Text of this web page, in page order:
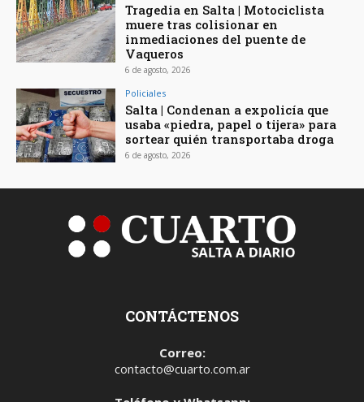
Tragedia en Salta | Motociclista
muere tras colisionar en
inmediaciones del puente de
Vaqueros
6 de agosto, 2026
Policiales
Salta | Condenan a expolicía que
usaba «piedra, papel o tijera» para
sortear quién transportaba droga
6 de agosto, 2026
CONTÁCTENOS
Correo:
contacto@cuarto.com.ar